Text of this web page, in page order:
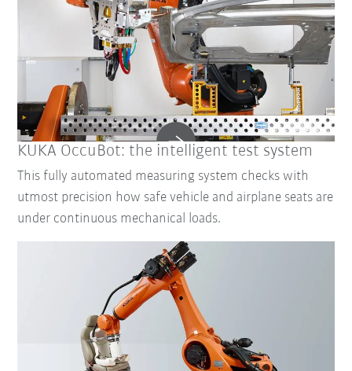
KUKA OccuBot: the intelligent test system
This fully automated measuring system checks with
utmost precision how safe vehicle and airplane seats are
under continuous mechanical loads.